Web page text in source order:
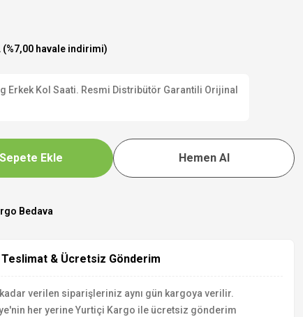
(%7,00 havale indirimi)
Erkek Kol Saati. Resmi Distribütör Garantili Orijinal
Sepete Ekle Hemen Al
Bedava
Teslimat & Ücretsiz Gönderim
verilen siparişleriniz aynı gün kargoya verilir.
her yerine Yurtiçi Kargo ile ücretsiz gönderim